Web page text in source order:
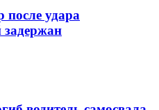
после удара